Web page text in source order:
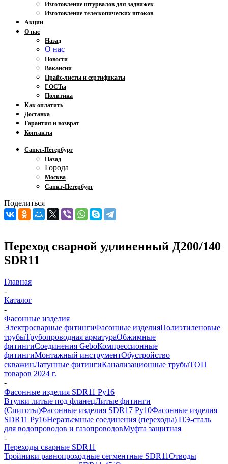
Изготовление штурвалов для задвижек
Изготовление телескопических штоков
Акции
О нас
Назад
О нас
Новости
Вакансии
Прайс-листы и сертификаты
ГОСТы
Политика
Как оплатить
Доставка
Гарантия и возврат
Контакты
Санкт-Петербург
Назад
Города
Москва
Санкт-Петербург
Поделиться
Переход сварной удлиненный Д200/140
SDR11
Главная
-
Каталог
-
Фасонные изделия
Электросварные фитингиФасонные изделияПолиэтиленовые
трубыТрубопроводная арматураОбжимные
фитингиСоединения GeboКомпрессионные
фитингиМонтажный инструментОбустройство
скважинЛатунные фитингиКанализационные трубыТОП
товаров 2024 г.
-
Фасонные изделия SDR11 Ру16
Втулки литые под фланецЛитые фитинги
(Спиготы)Фасонные изделия SDR17 Ру10Фасонные изделия
SDR11 Ру16Неразъемные соединения (переходы) ПЭ-сталь
для водопроводов и газопроводовМуфта защитная
-
Переходы сварные SDR11
Тройники равнопроходные сегментные SDR11Отводы